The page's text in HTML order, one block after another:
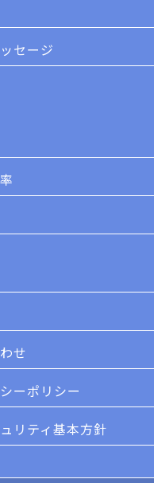
セージ
せ
ーポリシー
リティ基本方針